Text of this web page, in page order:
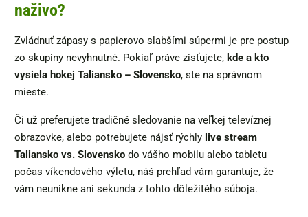
naživo?
Zvládnuť zápasy s papierovo slabšími súpermi je pre postup
zo skupiny nevyhnutné. Pokiaľ práve zisťujete, kde a kto
vysiela hokej Taliansko – Slovensko, ste na správnom
mieste.
Či už preferujete tradičné sledovanie na veľkej televíznej
obrazovke, alebo potrebujete nájsť rýchly live stream
Taliansko vs. Slovensko do vášho mobilu alebo tabletu
počas víkendového výletu, náš prehľad vám garantuje, že
vám neunikne ani sekunda z tohto dôležitého súboja.